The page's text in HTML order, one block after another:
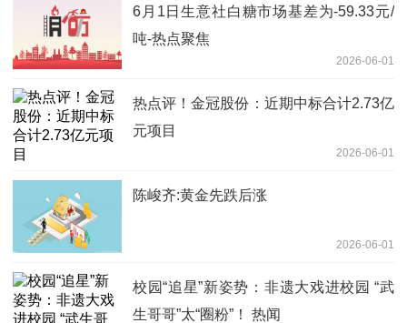
6月1日生意社白糖市场基差为-59.33元/
吨-热点聚焦
2026-06-01
热点评！金冠股份：近期中标合计2.73亿
元项目
2026-06-01
陈峻齐:黄金先跌后涨
2026-06-01
校园“追星”新姿势：非遗大戏进校园 “武
生哥哥”太“圈粉”！ 热闻